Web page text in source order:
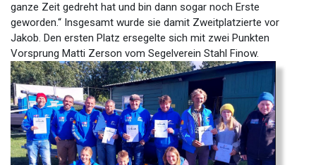
ganze Zeit gedreht hat und bin dann sogar noch Erste
geworden.“ Insgesamt wurde sie damit Zweitplatzierte vor
Jakob. Den ersten Platz ersegelte sich mit zwei Punkten
Vorsprung Matti Zerson vom Segelverein Stahl Finow.